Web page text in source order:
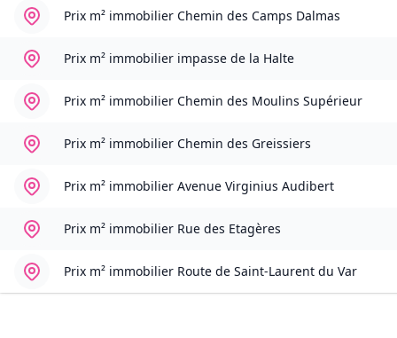
Prix m² immobilier Chemin des Camps Dalmas
Prix m² immobilier impasse de la Halte
Prix m² immobilier Chemin des Moulins Supérieur
Prix m² immobilier Chemin des Greissiers
Prix m² immobilier Avenue Virginius Audibert
Prix m² immobilier Rue des Etagères
Prix m² immobilier Route de Saint-Laurent du Var